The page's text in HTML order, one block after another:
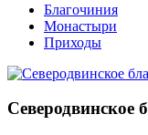
Благочиния
Монастыри
Приходы
Северодвинское